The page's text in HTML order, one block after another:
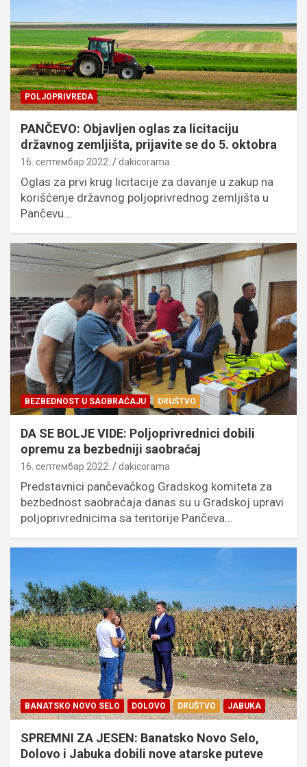
POLJOPRIVREDA
PANČEVO: Objavljen oglas za licitaciju
državnog zemljišta, prijavite se do 5. oktobra
16. септембар 2022. dakicorama
Oglas za prvi krug licitacije za davanje u zakup na
korišćenje državnog poljoprivrednog zemljišta u
Pančevu…
BEZBEDNOST U SAOBRAĆAJU DRUŠTVO
DA SE BOLJE VIDE: Poljoprivrednici dobili
opremu za bezbedniji saobraćaj
16. септембар 2022. dakicorama
Predstavnici pančevačkog Gradskog komiteta za
bezbednost saobraćaja danas su u Gradskoj upravi
poljoprivrednicima sa teritorije Pančeva…
BANATSKO NOVO SELO DOLOVO DRUŠTVO JABUKA
SPREMNI ZA JESEN: Banatsko Novo Selo,
Dolovo i Jabuka dobili nove atarske puteve